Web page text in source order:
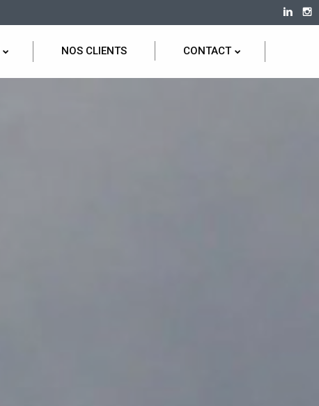
NOS CLIENTS CONTACT